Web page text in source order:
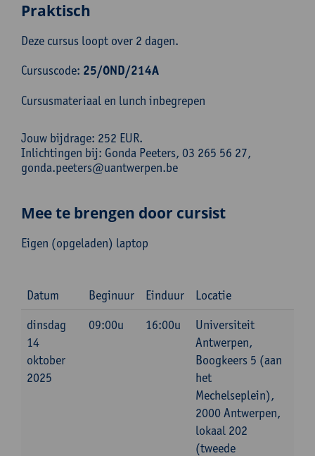
Praktisch
Deze cursus loopt over 2 dagen.
Cursuscode: 25/OND/214A
Cursusmateriaal en lunch inbegrepen
Jouw bijdrage: 252 EUR.
Inlichtingen bij: Gonda Peeters, 03 265 56 27,
gonda.peeters@uantwerpen.be
Mee te brengen door cursist
Eigen (opgeladen) laptop
Datum Beginuur Einduur
Locatie
dinsdag
14
oktober
2025
09:00u 16:00u
Universiteit
Antwerpen,
Boogkeers 5 (aan
het
Mechelseplein),
2000 Antwerpen,
lokaal 202
(tweede